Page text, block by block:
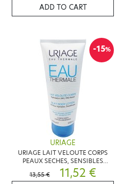
ADD TO CART
-15%
URIAGE
URIAGE LAIT VELOUTE CORPS
PEAUX SECHES, SENSIBLES
200ML
13,55 € 11,52 €